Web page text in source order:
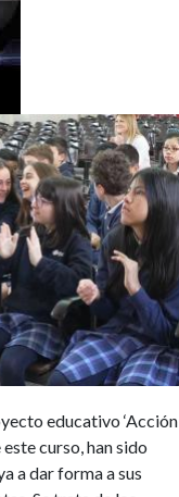
educativo ‘Acción
curso, han sido
a dar forma a sus